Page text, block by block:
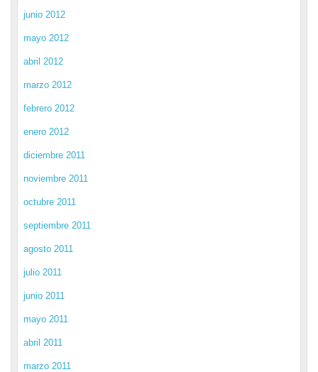
junio 2012
mayo 2012
abril 2012
marzo 2012
febrero 2012
enero 2012
diciembre 2011
noviembre 2011
octubre 2011
septiembre 2011
agosto 2011
julio 2011
junio 2011
mayo 2011
abril 2011
marzo 2011